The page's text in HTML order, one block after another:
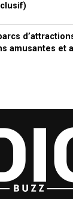
amusantes et